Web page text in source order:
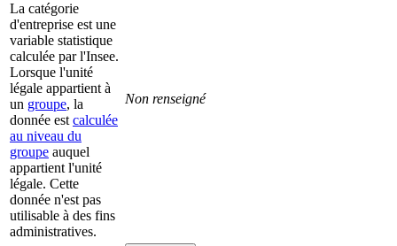
La catégorie
d'entreprise est une
variable statistique
calculée par l'Insee.
Lorsque l'unité
légale appartient à
un groupe, la
donnée est calculée
au niveau du
groupe auquel
appartient l'unité
légale. Cette
donnée n'est pas
utilisable à des fins
administratives.
Non renseigné